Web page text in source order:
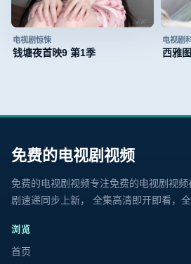
电视剧惊悚
钱塘夜首映9 第1季
电视剧
西雅
免费的电视剧视频
免费的电视剧视频专注免费的电视剧视频
剧速递同步上新， 全集高清即开即看，
浏览
首页